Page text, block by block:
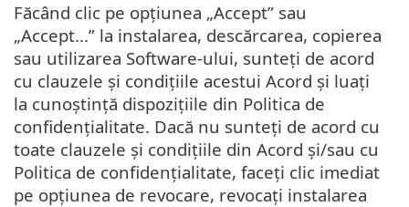
Făcând clic pe opțiunea „Accept” sau
„Accept...” la instalarea, descărcarea, copierea
sau utilizarea Software-ului, sunteți de acord
cu clauzele și condițiile acestui Acord și luați
la cunoștință dispozițiile din Politica de
confidenţialitate. Dacă nu sunteți de acord cu
toate clauzele și condițiile din Acord și/sau cu
Politica de confidenţialitate, faceți clic imediat
pe opțiunea de revocare, revocați instalarea